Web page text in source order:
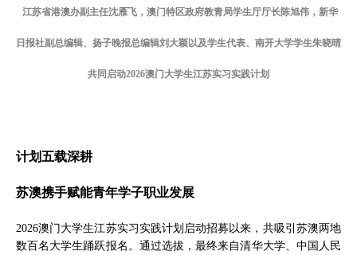
江苏省港澳办副主任沈雁飞，澳门特区政府教青局学生厅厅长陈旭伟，新华
日报社副总编辑、扬子晚报总编辑刘大颖以及学生代表、南开大学学生朱晓晴
共同启动2026澳门大学生江苏实习实践计划
计划五载深耕
苏澳携手赋能青年学子职业发展
2026澳门大学生江苏实习实践计划启动招募以来，共吸引苏澳两地
数百名大学生踊跃报名。通过选拔，最终来自清华大学、中国人民